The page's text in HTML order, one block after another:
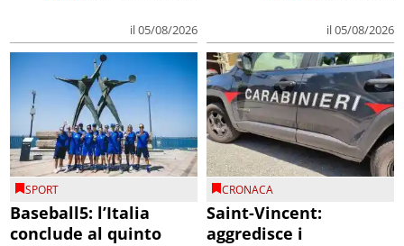
il 05/08/2026 il 05/08/2026
SPORT
Baseball5: l’Italia
conclude al quinto
CRONACA
Saint-Vincent:
aggredisce i